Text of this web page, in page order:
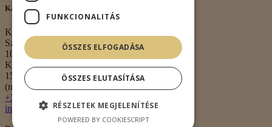
Kapcsolat
Kapcsolat
Székhely:
1063 Budapest,
Kmety György u.
15. 3. em. 1.
(nem átvételi pont)
+36 30 474 0020
info@borkell.hu
FUNKCIONALITÁS
ÖSSZES ELFOGADÁSA
ÖSSZES ELUTASÍTÁSA
RÉSZLETEK MEGJELENÍTÉSE
POWERED BY COOKIESCRIPT